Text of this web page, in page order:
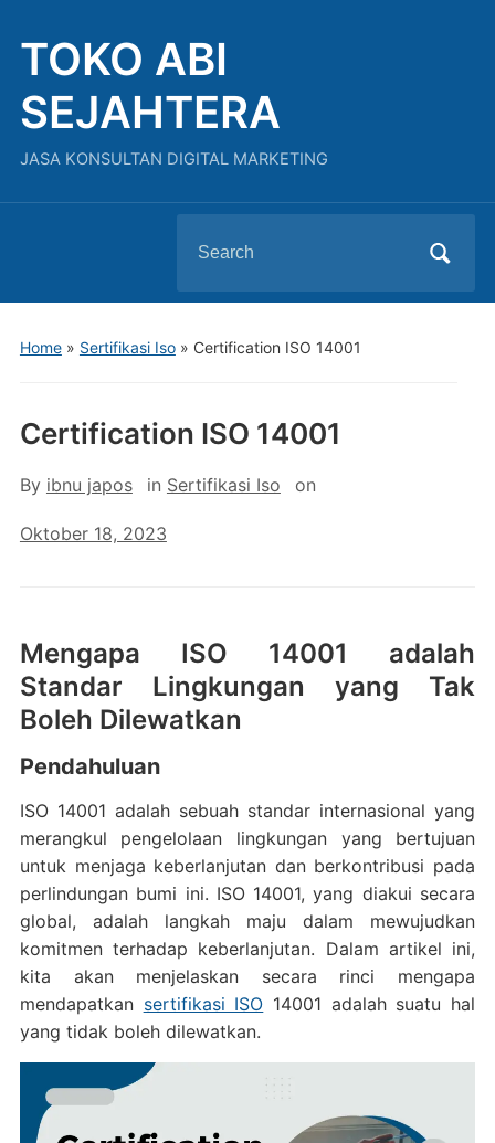
TOKO ABI
SEJAHTERA
JASA KONSULTAN DIGITAL MARKETING
for:
Home» Sertifikasi Iso» Certification ISO 14001
Certification ISO 14001
By ibnu japos in Sertifikasi Iso on
Oktober 18, 2023
Mengapa ISO 14001 adalah
Standar Lingkungan yang Tak
Boleh Dilewatkan
Pendahuluan
ISO 14001 adalah sebuah standar internasional yang
merangkul pengelolaan lingkungan yang bertujuan
untuk menjaga keberlanjutan dan berkontribusi pada
perlindungan bumi ini. ISO 14001, yang diakui secara
global, adalah langkah maju dalam mewujudkan
komitmen terhadap keberlanjutan. Dalam artikel ini,
kita akan menjelaskan secara rinci mengapa
mendapatkan sertifikasi ISO 14001 adalah suatu hal
yang tidak boleh dilewatkan.